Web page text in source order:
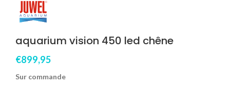
aquarium vision 450 led chêne
€899,95
Sur commande